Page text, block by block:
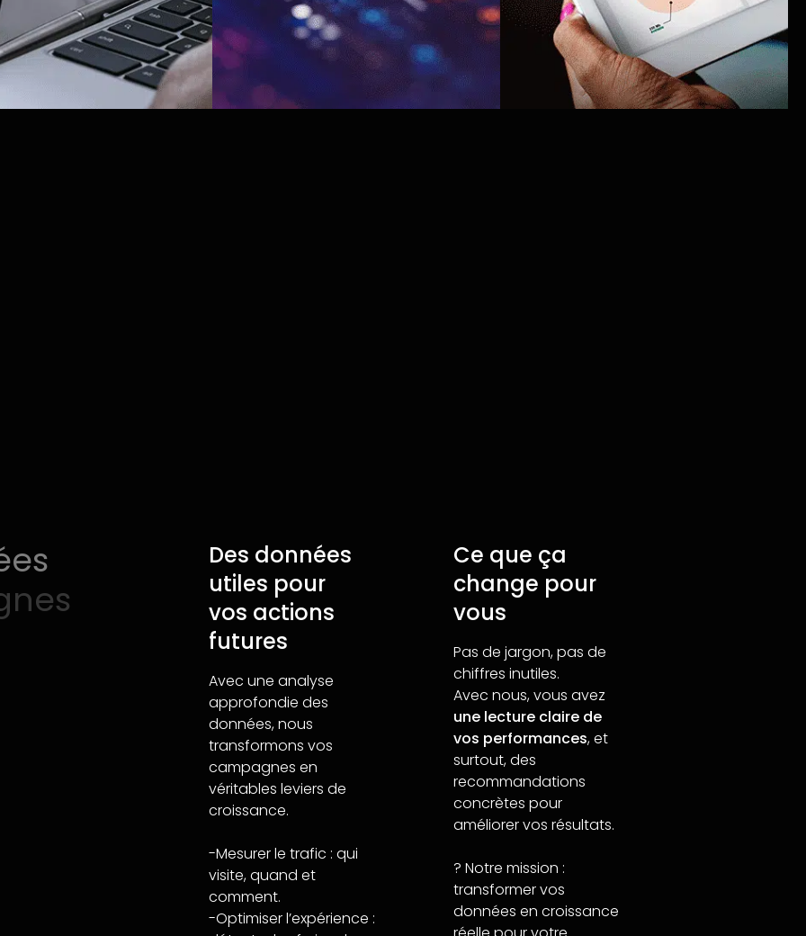
Des données
utiles pour
vos actions
futures
Avec une analyse
approfondie des
données, nous
transformons vos
campagnes en
véritables leviers de
croissance.
-Mesurer le trafic : qui
visite, quand et
comment.
-Optimiser l’expérience :
Ce que ça
change pour
vous
Pas de jargon, pas de
chiffres inutiles.
Avec nous, vous avez
une lecture claire de
vos performances, et
surtout, des
recommandations
concrètes pour
améliorer vos résultats.
? Notre mission :
transformer vos
données en croissance